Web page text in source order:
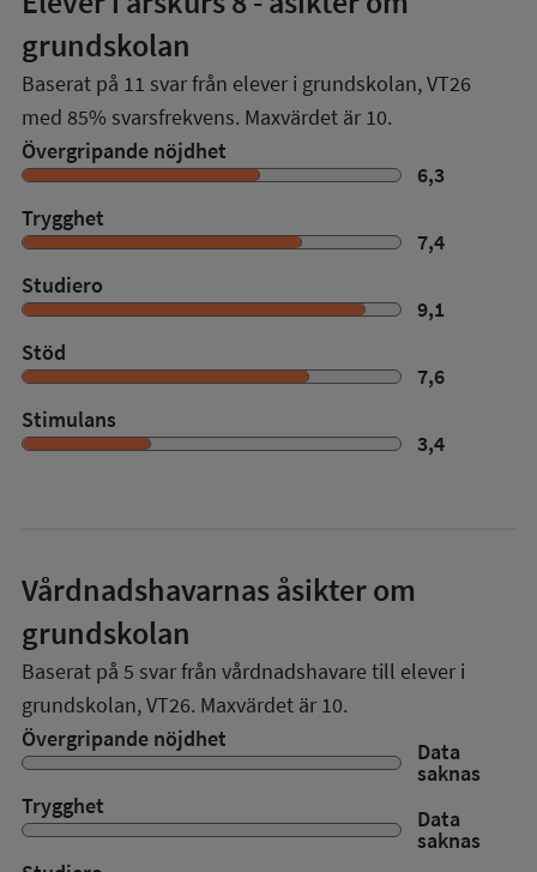
grundskolan
Baserat på 11 svar från elever i grundskolan,VT26
med 85% svarsfrekvens. Maxvärdet är 10.
Övergripande nöjdhet
6,3
Trygghet
7,4
Studiero
9,1
Stöd
7,6
Stimulans
3,4
Vårdnadshavarnas åsikter om
grundskolan
Baserat på 5 svar från vårdnadshavare till elever i
grundskolan,VT26. Maxvärdet är 10.
Övergripande nöjdhet
Data
saknas
Trygghet
Data
saknas